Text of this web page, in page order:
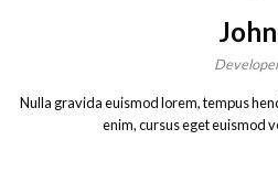
John
Nulla gravida euismod lorem, tempus
enim, cursus eget euismod